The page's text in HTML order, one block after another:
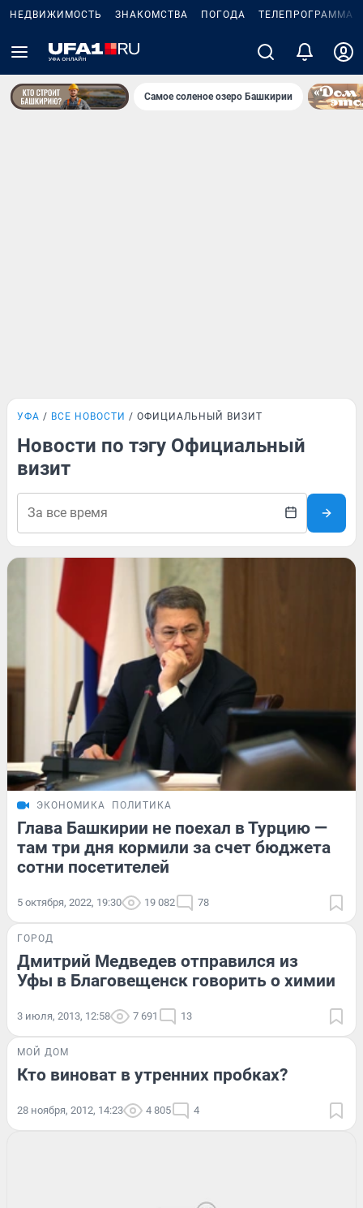
НЕДВИЖИМОСТЬ ЗНАКОМСТВА ПОГОДА ТЕЛЕПРОГРАММА
Самое соленое озеро Башкирии
УФА ВСЕ НОВОСТИ ОФИЦИАЛЬНЫЙ ВИЗИТ
Новости по тэгу Официальный
визит
ЭКОНОМИКА ПОЛИТИКА
Глава Башкирии не поехал в Турцию —
там три дня кормили за счет бюджета
сотни посетителей
5 октября, 2022, 19:30 19 082 78
ГОРОД
Дмитрий Медведев отправился из
Уфы в Благовещенск говорить о химии
3 июля, 2013, 12:58 7 691 13
МОЙ ДОМ
Кто виноват в утренних пробках?
28 ноября, 2012, 14:23 4 805 4